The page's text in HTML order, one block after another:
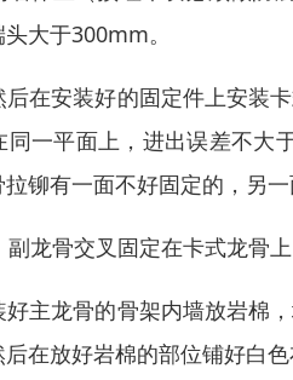
大于300mm。
在安装好的固定件上安装
同一平面上，进出误差不
铆有一面不好固定的，另一
龙骨交叉固定在卡式龙骨
主龙骨的骨架内墙放岩棉
在放好岩棉的部位铺好白色